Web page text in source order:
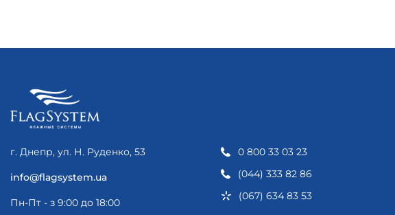
г. Днепр, ул. Н. Руденко, 53
info@flagsystem.ua
Пн-Пт - з 9:00 до 18:00
0 800 33 03 23
(044) 333 82 86
(067) 634 83 53